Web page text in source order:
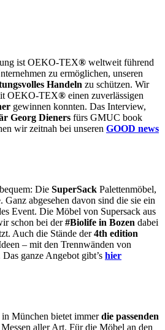
ist OEKO-TEX® weltweit führend
zu ermöglichen, unseren
Handeln zu schützen. Wir
OEKO-TEX® einen zuverlässigen
gewinnen konnten. Das Interview,
Georg Dieners fürs GMUC book
wir zeitnah bei unseren GOOD news
Die SuperSack Palettenmöbel,
Ganz abgesehen davon sind die sie ein
Event. Die Möbel von Supersack aus
schon bei der#Biolife in Bozen dabei
Auch die Stände der4th edition
– mit den Trennwänden von
ganze Angebot gibt’s hier
München bietet immerdie passenden
aller Art. Für die Möbel an den